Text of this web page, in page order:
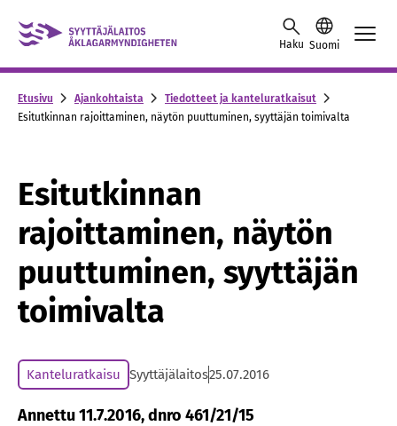
Skip to content -saavutettavuusohje
Haku Suomi
Etusivu Ajankohtaista
Tiedotteet ja kanteluratkaisut
Esitutkinnan rajoittaminen, näytön puuttuminen, syyttäjän toimivalta
Esitutkinnan
rajoittaminen, näytön
puuttuminen, syyttäjän
toimivalta
Kanteluratkaisu Syyttäjälaitos25.07.2016
Annettu 11.7.2016, dnro 461/21/15